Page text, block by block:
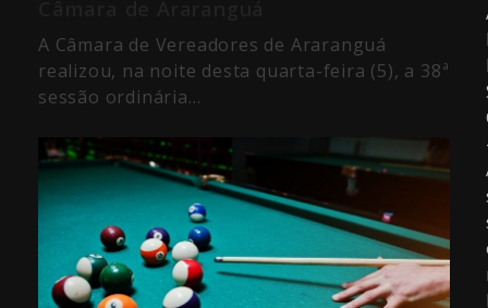
A Câmara de Vereadores de Araranguá
realizou, na noite desta quarta-feira (5), a 38ª
sessão ordinária…